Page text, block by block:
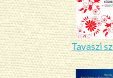
Tavaszi